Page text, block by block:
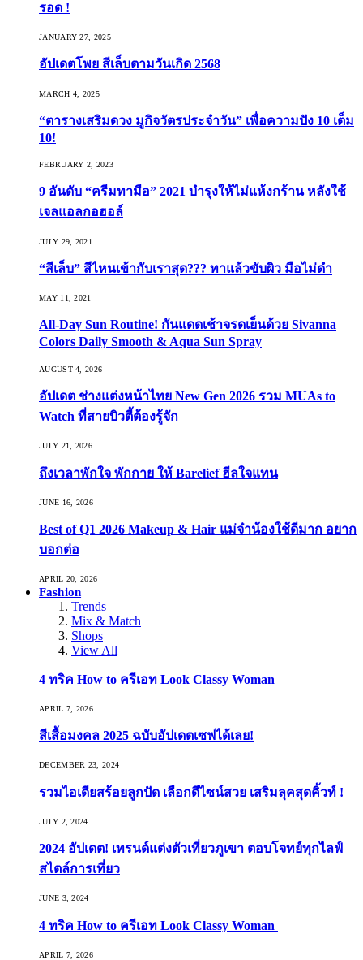
รอด !
JANUARY 27, 2025
อัปเดตโพย สีเล็บตามวันเกิด 2568
MARCH 4, 2025
“ตารางเสริมดวง มูกิจวัตรประจำวัน” เพื่อความปัง 10 เต็ม
10!
FEBRUARY 2, 2023
9 อันดับ “ครีมทามือ” 2021 บำรุงให้ไม่แห้งกร้าน หลังใช้
เจลแอลกอฮอล์
JULY 29, 2021
“สีเล็บ” สีไหนเข้ากับเราสุด??? ทาแล้วขับผิว มือไม่ดำ
MAY 11, 2021
All-Day Sun Routine! กันแดดเช้าจรดเย็นด้วย Sivanna
Colors Daily Smooth & Aqua Sun Spray
AUGUST 4, 2026
อัปเดต ช่างแต่งหน้าไทย New Gen 2026 รวม MUAs to
Watch ที่สายบิวตี้ต้องรู้จัก
JULY 21, 2026
ถึงเวลาพักใจ พักกาย ให้ Barelief ฮีลใจแทน
JUNE 16, 2026
Best of Q1 2026 Makeup & Hair แม่จ๋าน้องใช้ดีมาก อยาก
บอกต่อ
APRIL 20, 2026
Fashion
Trends
Mix & Match
Shops
View All
4 ทริค How to ครีเอท Look Classy Woman
APRIL 7, 2026
สีเสื้อมงคล 2025 ฉบับอัปเดตเซฟได้เลย!
DECEMBER 23, 2024
รวมไอเดียสร้อยลูกปัด เลือกดีไซน์สวย เสริมลุคสุดคิ้วท์ !
JULY 2, 2024
2024 อัปเดต! เทรนด์แต่งตัวเที่ยวภูเขา ตอบโจทย์ทุกไลฟ์
สไตล์การเที่ยว
JUNE 3, 2024
4 ทริค How to ครีเอท Look Classy Woman
APRIL 7, 2026